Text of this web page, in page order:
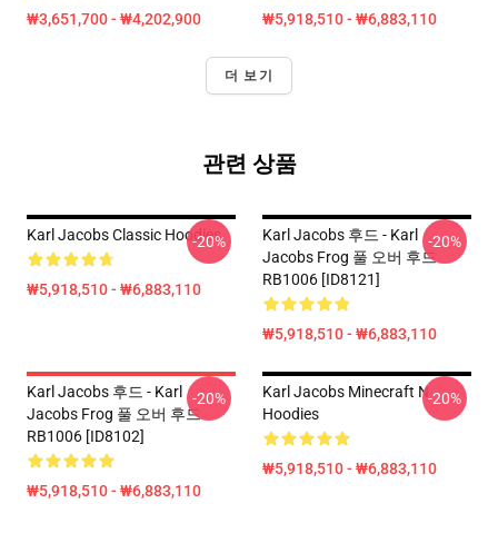
₩3,651,700 - ₩4,202,900 ₩5,918,510 - ₩6,883,110
더 보기
관련 상품
Karl Jacobs Classic Hoodies
₩5,918,510 - ₩6,883,110
-20%
Karl Jacobs 후드 - Karl
Jacobs Frog 풀 오버 후드
RB1006 [ID8121]
₩5,918,510 - ₩6,883,110
-20%
Karl Jacobs 후드 - Karl
Jacobs Frog 풀 오버 후드
RB1006 [ID8102]
₩5,918,510 - ₩6,883,110
-20%
Karl Jacobs Minecraft N
Hoodies
₩5,918,510 - ₩6,883,110
-20%